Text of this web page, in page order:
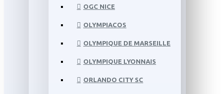
OGC NICE
OLYMPIACOS
OLYMPIQUE DE MARSEILLE
OLYMPIQUE LYONNAIS
ORLANDO CITY SC